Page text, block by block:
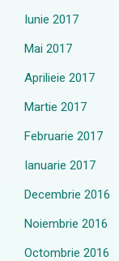
Iunie 2017
Mai 2017
Aprilieie 2017
Martie 2017
Februarie 2017
Ianuarie 2017
Decembrie 2016
Noiembrie 2016
Octombrie 2016